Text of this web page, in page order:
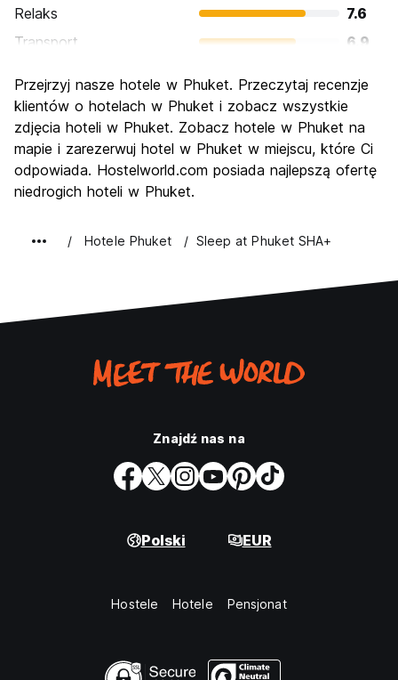
Relaks
7.6
Transport
6.9
Kultura
Imprezy
8.2
Najlepsza wartość
7.1
Przejrzyj nasze hotele w Phuket. Przeczytaj recenzje
klientów o hotelach w Phuket i zobacz wszystkie
zdjęcia hoteli w Phuket. Zobacz hotele w Phuket na
mapie i zarezerwuj hotel w Phuket w miejscu, które Ci
odpowiada. Hostelworld.com posiada najlepszą ofertę
niedrogich hoteli w Phuket.
Hotele Phuket Sleep at Phuket SHA+
Znajdź nas na
Polski EUR
Hostele Hotele Pensjonat